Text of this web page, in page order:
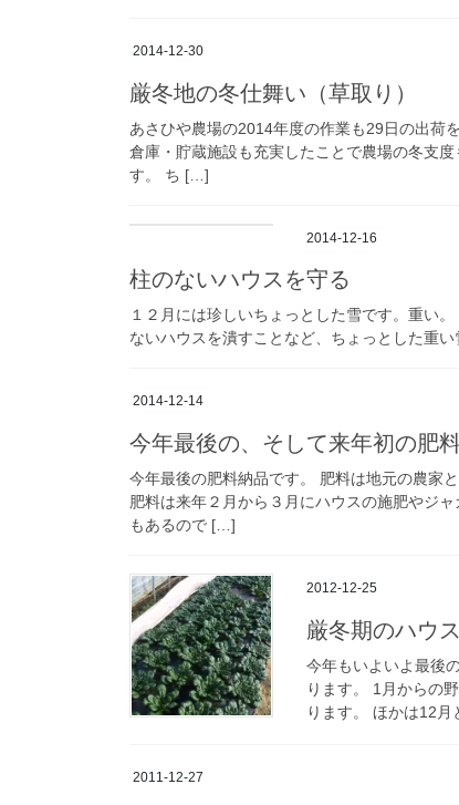
2014-12-30
厳冬地の冬仕舞い（草取り）
あさひや農場の2014年度の作業も29日の出荷
倉庫・貯蔵施設も充実したことで農場の冬支
す。 ち […]
2014-12-16
柱のないハウスを守る
１２月には珍しいちょっとした雪です。重い
ないハウスを潰すことなど、ちょっとした重
2014-12-14
今年最後の、そして来年初の肥
今年最後の肥料納品です。 肥料は地元の農家
肥料は来年２月から３月にハウスの施肥やジ
もあるので […]
2012-12-25
厳冬期のハウ
今年もいよいよ最後
ります。 1月からの
ります。 ほかは12
2011-12-27